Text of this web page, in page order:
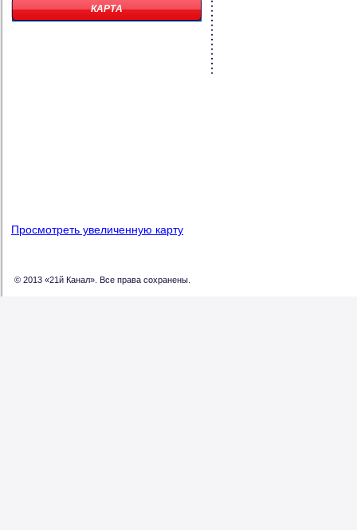
КАРТА
Просмотреть увеличенную карту
© 2013 «21й Канал». Все права сохранены.